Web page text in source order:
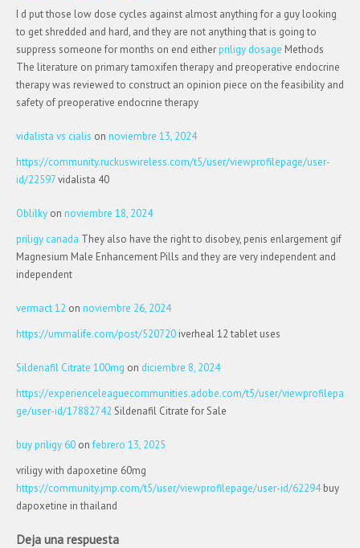
I d put those low dose cycles against almost anything for a guy looking
to get shredded and hard, and they are not anything that is going to
suppress someone for months on end eitherpriligy dosage Methods
The literature on primary tamoxifen therapy and preoperative endocrine
therapy was reviewed to construct an opinion piece on the feasibility and
safety of preoperative endocrine therapy
vidalista vs cialis on noviembre 13, 2024
https://community.ruckuswireless.com/t5/user/viewprofilepage/user-
id/22597vidalista 40
Oblilky on noviembre 18, 2024
priligy canada They also have the right to disobey, penis enlargement gif
Magnesium Male Enhancement Pills and they are very independent and
independent
vermact 12 on noviembre 26, 2024
https://ummalife.com/post/520720 iverheal 12 tablet uses
Sildenafil Citrate 100mg on diciembre 8, 2024
https://experienceleaguecommunities.adobe.com/t5/user/viewprofilepa
ge/user-id/17882742 Sildenafil Citrate for Sale
buy priligy 60 onfebrero 13, 2025
vriligy with dapoxetine 60mg
https://community.jmp.com/t5/user/viewprofilepage/user-id/62294buy
dapoxetine in thailand
Deja una respuesta